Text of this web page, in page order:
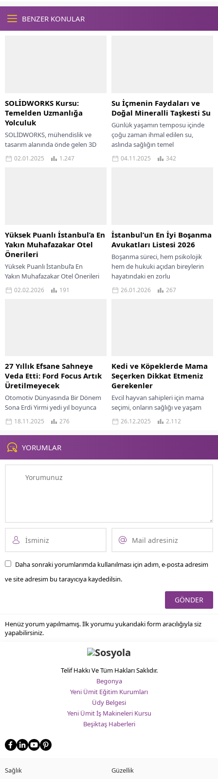
BENZER KONULAR
SOLİDWORKS Kursu:
Temelden Uzmanlığa
Yolculuk
SOLİDWORKS, mühendislik ve
tasarım alanında önde gelen 3D
CAD yazılımlarından biridir. Etkili bir
SOLİDWORKS kursu eğitimi ile
02.01.2025 1.247
Su İçmenin Faydaları ve
Doğal Mineralli Taşkesti Su
Günlük yaşamın temposu içinde
çoğu zaman ihmal edilen su,
aslında sağlığın temel
kaynaklarından biridir. Her
hücrenin işlevini sürdürebilmesi,
04.11.2025 342
Yüksek Puanlı İstanbul’a En
Yakın Muhafazakar Otel
Önerileri
Yüksek Puanlı İstanbul’a En
Yakın Muhafazakar Otel Önerileri
Mola İstanbul Detaylı İnceleme
İstanbul, tarihi ve kültürel
02.02.2026 191
İstanbul’un En İyi Boşanma
Avukatları Listesi 2026
Boşanma süreci, hem psikolojik
hem de hukuki açıdan bireylerin
hayatındaki en zorlu
dönemeçlerden biridir. Özellikle
İstanbul gibi büyük bir
26.01.2026 267
27 Yıllık Efsane Sahneye
Veda Etti: Ford Focus Artık
Üretilmeyecek
Otomotiv Dünyasında Bir Dönem
Sona Erdi Yirmi yedi yıl boyunca
Avrupa yollarında kendine sağlam
bir yer edinen Ford Focus, artık...
18.11.2025 276
Kedi ve Köpeklerde Mama
Seçerken Dikkat Etmeniz
Gerekenler
Evcil hayvan sahipleri için mama
seçimi, onların sağlığı ve yaşam
kalitesi üzerinde doğrudan etki
eden kritik bir karardır. Özellikle
kedi...
26.12.2025 2.112
YORUMLAR
Daha sonraki yorumlarımda kullanılması için adım, e-posta adresim
ve site adresim bu tarayıcıya kaydedilsin.
Henüz yorum yapılmamış. İlk yorumu yukarıdaki form aracılığıyla siz
yapabilirsiniz.
Telif Hakkı Ve Tüm Hakları Saklıdır.
Begonya
Yeni Ümit Eğitim Kurumları
Üdy Belgesi
Yeni Ümit İş Makineleri Kursu
Beşiktaş Haberleri
Sağlık Güzellik